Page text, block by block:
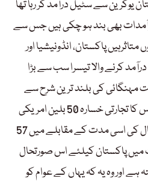
یوکرین سے سٹیل درآمد کر رہا تھا
بھی بند ہو چکی ہیں جس سے
پاکستان، انڈونیشیا اور
کرنے والا تیسرا سب سے بڑا
کی بلند ترین شرح سے
دوچار ہے اور گزشتہ جون تک اس کا تجارتی خسارہ 50 بلین امریکی
ڈالر سے زیادہ ہے جو گزشتہ سال کی اسی مدت کے مقابلے میں 57
میں پاکستان کیلئے اس صورتحال
اور وہ یہ کہ یہاں کے عوام کو